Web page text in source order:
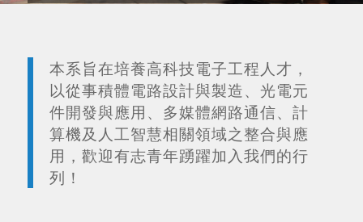
本系旨在培養高科技電子工程人才，
以從事積體電路設計與製造、光電元
件開發與應用、多媒體網路通信、計
算機及人工智慧相關領域之整合與應
用，歡迎有志青年踴躍加入我們的行
列！